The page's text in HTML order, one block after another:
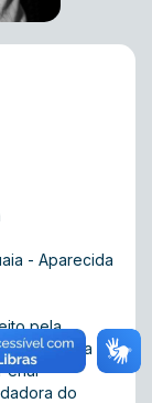
- Aparecida
pela
Especialista
do